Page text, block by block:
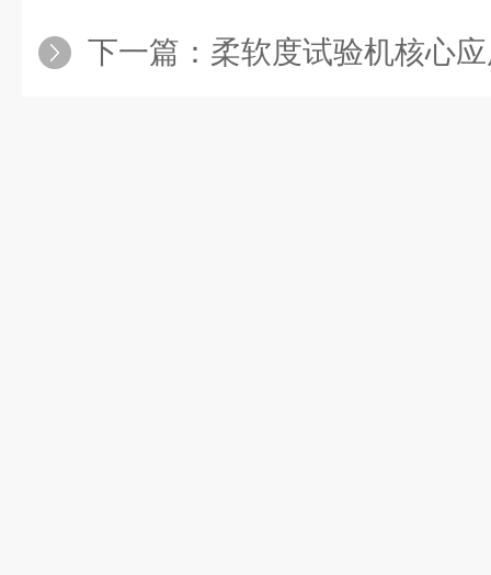
下一篇： 柔软度试验机核心